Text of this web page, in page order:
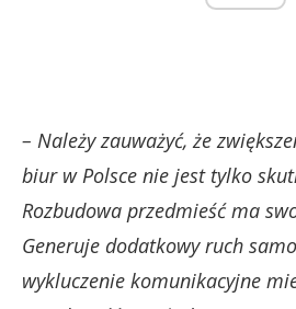
– Należy zauważyć, że
biur w Polsce nie jest tylko
Rozbudowa przedmieść ma
Generuje dodatkowy ruch
wykluczenie komunikacyjne